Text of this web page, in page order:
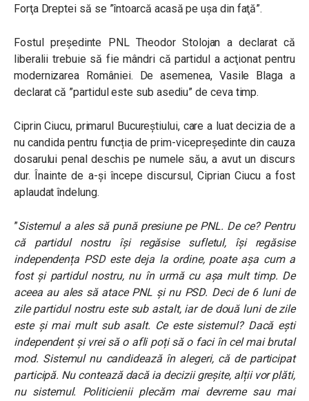
Forţa Dreptei să se ”întoarcă acasă pe uşa din faţă”.
Fostul preşedinte PNL Theodor Stolojan a declarat că
liberalii trebuie să fie mândri că partidul a acţionat pentru
modernizarea României. De asemenea, Vasile Blaga a
declarat că ”partidul este sub asediu” de ceva timp.
Ciprin Ciucu, primarul Bucureștiului, care a luat decizia de a
nu candida pentru funcția de prim-vicepreședinte din cauza
dosarului penal deschis pe numele său, a avut un discurs
dur. Înainte de a-și începe discursul, Ciprian Ciucu a fost
aplaudat îndelung.
”Sistemul a ales să pună presiune pe PNL. De ce? Pentru
că partidul nostru își regăsise sufletul, își regăsise
independența PSD este deja la ordine, poate așa cum a
fost și partidul nostru, nu în urmă cu așa mult timp. De
aceea au ales să atace PNL și nu PSD. Deci de 6 luni de
zile partidul nostru este sub astalt, iar de două luni de zile
este și mai mult sub asalt. Ce este sistemul? Dacă ești
independent și vrei să o afli poți să o faci în cel mai brutal
mod. Sistemul nu candidează în alegeri, că de participat
participă. Nu contează dacă ia decizii greșite, alții vor plăti,
nu sistemul. Politicienii plecăm mai devreme sau mai